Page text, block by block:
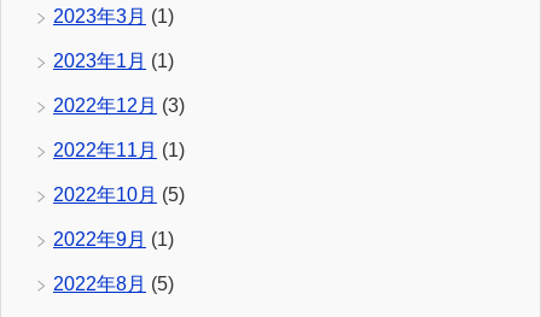
2023年3月 (1)
2023年1月 (1)
2022年12月 (3)
2022年11月 (1)
2022年10月 (5)
2022年9月 (1)
2022年8月 (5)